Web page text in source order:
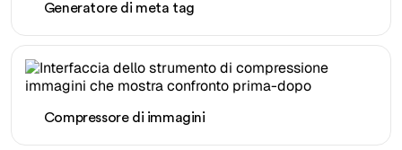
Generatore di meta tag
Compressore di immagini